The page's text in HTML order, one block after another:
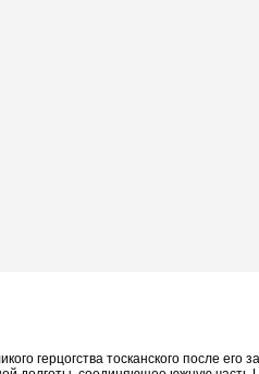
герцогства тосканского после его